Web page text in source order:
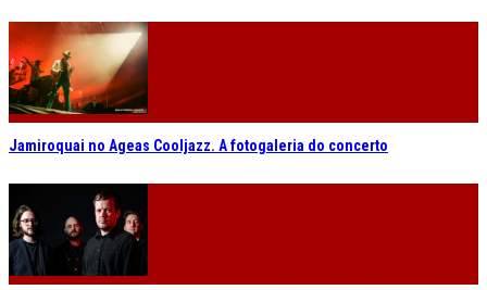
Jamiroquai no Ageas Cooljazz. A fotogaleria do concerto